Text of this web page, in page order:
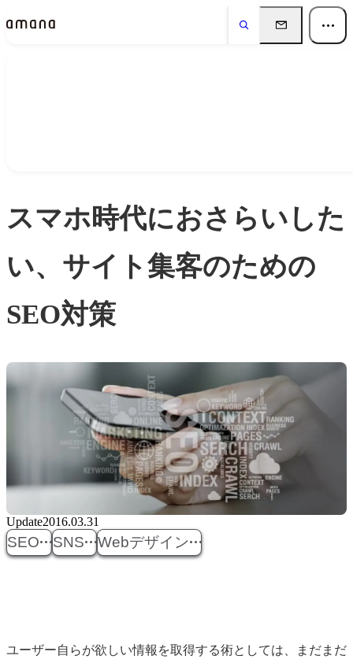
スマホ時代におさらいした
い、サイト集客のための
SEO対策
Update2016.03.31
SEO SNS Webデザイン
ユーザー自らが欲しい情報を取得する術としては、まだまだ